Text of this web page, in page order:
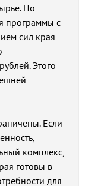
По
программы с
сил края
Этого
Если
комплекс,
готовы в
для